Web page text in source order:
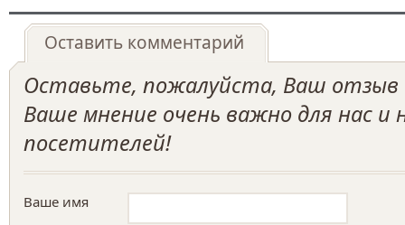
Оставить комментарий
Оставьте, пожалуйста, Ваш отзыв
Ваше мнение очень важно для нас и
посетителей!
Ваше имя